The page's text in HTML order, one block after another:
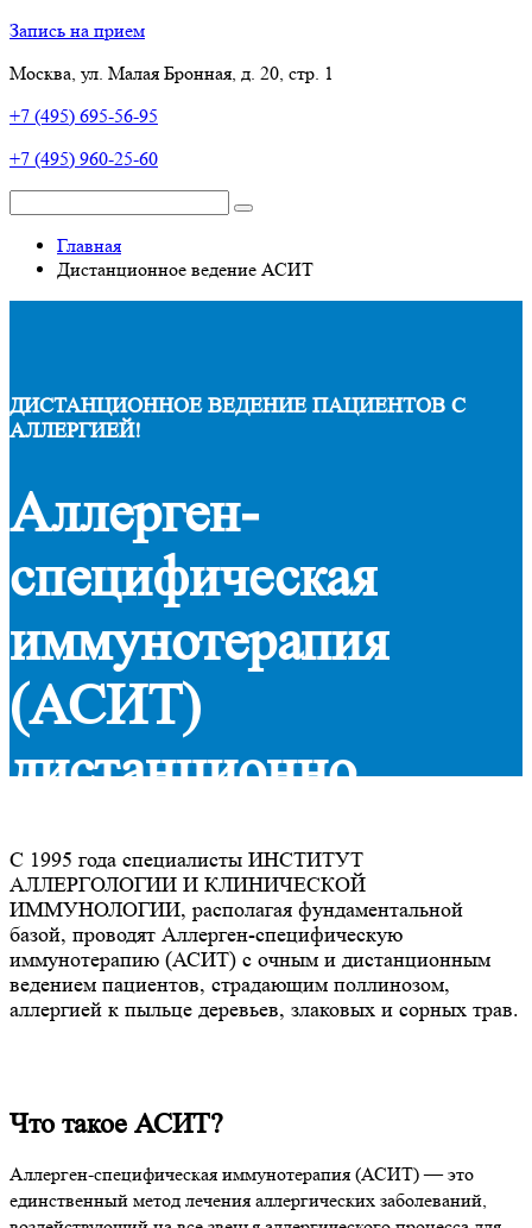
Запись на прием
Москва, ул. Малая Бронная, д. 20, стр. 1
+7 (495) 695-56-95
+7 (495) 960-25-60
Главная
Дистанционное ведение АСИТ
ДИСТАНЦИОННОЕ ВЕДЕНИЕ ПАЦИЕНТОВ С
АЛЛЕРГИЕЙ!
Аллерген-
специфическая
иммунотерапия
(АСИТ)
дистанционно
C 1995 года специалисты ИНСТИТУТ
АЛЛЕРГОЛОГИИ И КЛИНИЧЕСКОЙ
ИММУНОЛОГИИ, располагая фундаментальной
базой, проводят Аллерген-специфическую
иммунотерапию (АСИТ) с очным и дистанционным
ведением пациентов, страдающим поллинозом,
аллергией к пыльце деревьев, злаковых и сорных трав.
Что такое АСИТ?
Аллерген-специфическая иммунотерапия (АСИТ) — это
единственный метод лечения аллергических заболеваний,